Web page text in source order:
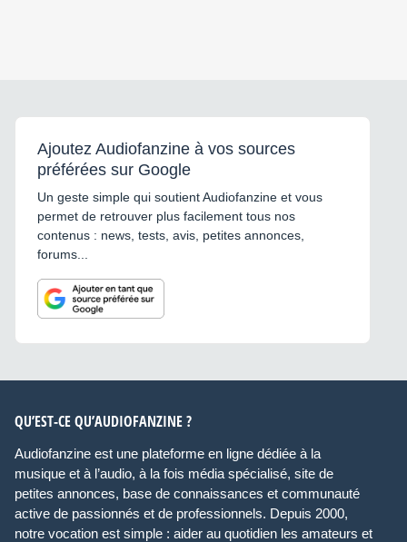
Ajoutez Audiofanzine à vos sources
préférées sur Google
Un geste simple qui soutient Audiofanzine et vous
permet de retrouver plus facilement tous nos
contenus : news, tests, avis, petites annonces,
forums...
QU’EST-CE QU’AUDIOFANZINE ?
Audiofanzine est une plateforme en ligne dédiée à la
musique et à l’audio, à la fois média spécialisé, site de
petites annonces, base de connaissances et communauté
active de passionnés et de professionnels. Depuis 2000,
notre vocation est simple : aider au quotidien les amateurs et